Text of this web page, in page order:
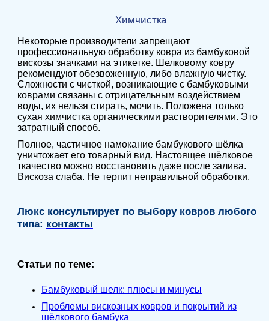
Химчистка
Некоторые производители запрещают
профессиональную обработку ковра из бамбуковой
вискозы значками на этикетке. Шелковому ковру
рекомендуют обезвоженную, либо влажную чистку.
Сложности с чисткой, возникающие с бамбуковыми
коврами связаны с отрицательным воздействием
воды, их нельзя стирать, мочить. Положена только
сухая химчистка органическими растворителями. Это
затратный способ.
Полное, частичное намокание бамбукового шёлка
уничтожает его товарный вид. Настоящее шёлковое
ткачество можно восстановить даже после залива.
Вискоза слаба. Не терпит неправильной обработки.
Люкс консультирует по выбору ковров любого
типа: контакты
Статьи по теме:
Бамбуковый шелк: плюсы и минусы
Проблемы вискозных ковров и покрытий из
шёлкового бамбука